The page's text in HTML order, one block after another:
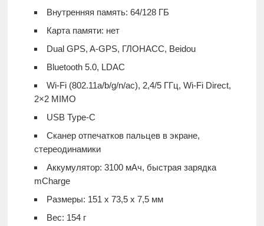
Внутренняя память: 64/128 ГБ
Карта памяти: нет
Dual GPS, A-GPS, ГЛОНАСС, Beidou
Bluetooth 5.0, LDAC
Wi-Fi (802.11a/b/g/n/ac), 2,4/5 ГГц, Wi-Fi Direct,
2×2 MIMO
USB Type-C
Сканер отпечатков пальцев в экране,
стереодинамики
Аккумулятор: 3100 мАч, быстрая зарядка
mCharge
Размеры: 151 х 73,5 х 7,5 мм
Вес: 154 г